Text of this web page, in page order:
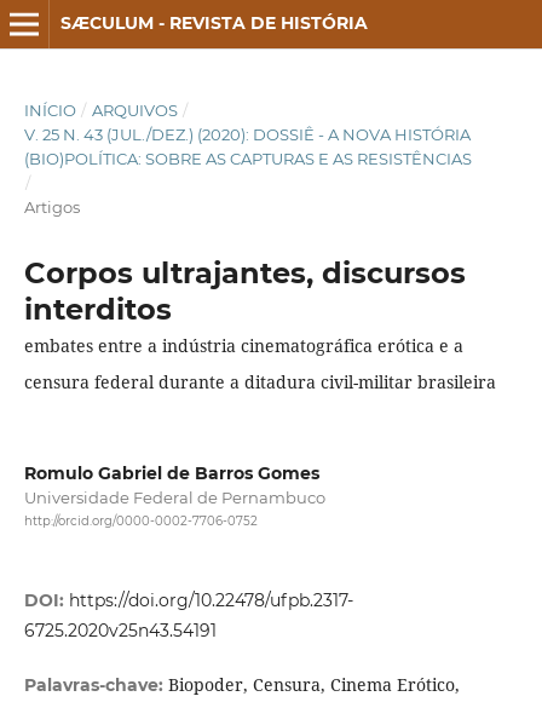
SÆCULUM - REVISTA DE HISTÓRIA
INÍCIO / ARQUIVOS /
V. 25 N. 43 (JUL./DEZ.) (2020): DOSSIÊ - A NOVA HISTÓRIA
(BIO)POLÍTICA: SOBRE AS CAPTURAS E AS RESISTÊNCIAS
/
Artigos
Corpos ultrajantes, discursos
interditos
embates entre a indústria cinematográfica erótica e a
censura federal durante a ditadura civil-militar brasileira
Romulo Gabriel de Barros Gomes
Universidade Federal de Pernambuco
http://orcid.org/0000-0002-7706-0752
DOI: https://doi.org/10.22478/ufpb.2317-
6725.2020v25n43.54191
Palavras-chave: Biopoder, Censura, Cinema Erótico,